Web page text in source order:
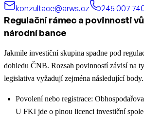
konzultace@arws.cz
245 007
Regulační rámec a povinnosti
národní bance
Jakmile investiční skupina spadne pod
dohledu ČNB. Rozsah povinností závisí na
legislativa vyžadují zejména následující body.
Povolení nebo registrace:
U FKI jde o plnou licenci investiční